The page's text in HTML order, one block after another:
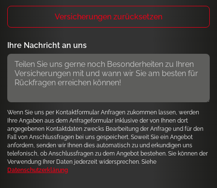
Ihre Nachricht an uns
Wenn Sie uns per Kontaktformular Anfragen zukommen lassen, werden
Ihre Angaben aus dem Anfrageformular inklusive der von Ihnen dort
angegebenen Kontaktdaten zwecks Bearbeitung der Anfrage und für den
Fall von Anschlussfragen bei uns gespeichert. Soweit Sie ein Angebot
anfordern, senden wir Ihnen dies automatisch zu und erkundigen uns
telefonisch, ob Anschlussfragen zu dem Angebot bestehen. Sie können der
Verwendung Ihrer Daten jederzeit widersprechen. Siehe
Datenschutzerklärung